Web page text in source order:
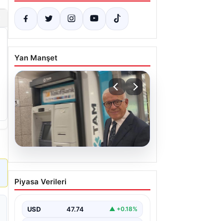
Yan Manşet
Ertuğrul Özkök ifade
verdi. “Aklımın ucundan
Piyasa Verileri
USD 47.74 ▲ +0.18%